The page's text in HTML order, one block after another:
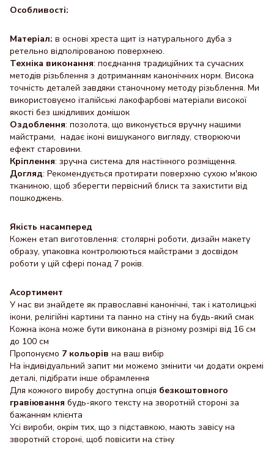
Особливості:
Матеріал: в основі хреста щит із натурального дуба з
ретельно відполірованою поверхнею.
Техніка виконання: поєднання традиційних та сучасних
методів різьблення з дотриманням канонічних норм. Висока
точність деталей завдяки станочному методу різьблення. Ми
використовуємо італійські лакофарбові матеріали високої
якості без шкідливих домішок
Оздоблення: позолота, що виконується вручну нашими
майстрами, надає іконі вишуканого вигляду, створюючи
ефект старовини.
Кріплення: зручна система для настінного розміщення.
Догляд: Рекомендується протирати поверхню сухою м'якою
тканиною, щоб зберегти первісний блиск та захистити від
пошкоджень.
Якість насамперед
Кожен етап виготовлення: столярні роботи, дизайн макету
образу, упаковка контролюються майстрами з досвідом
роботи у цій сфері понад 7 років.
Асортимент
У нас ви знайдете як православні канонічні, так і католицькі
ікони, релігійні картини та панно на стіну на будь-який смак
Кожна ікона може бути виконана в різному розмірі від 16 см
до 100 см
Пропонуємо 7 кольорів на ваш вибір
На індивідуальний запит ми можемо змінити чи додати окремі
деталі, підібрати інше обрамлення
Для кожного виробу доступна опція безкоштовного
гравіювання будь-якого тексту на зворотній стороні за
бажанням клієнта
Усі вироби, окрім тих, що з підставкою, мають завісу на
зворотній стороні, щоб повісити на стіну